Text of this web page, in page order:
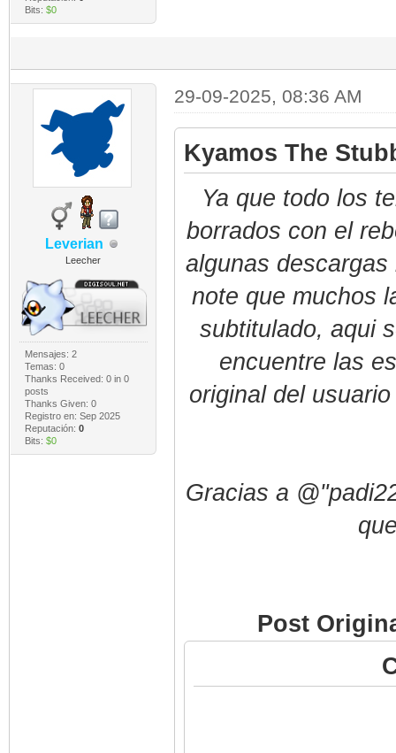
Bits: $0
Leverian
Leecher
Mensajes: 2
Temas: 0
Thanks Received: 0in 0
posts
Thanks Given: 0
Registro en: Sep 2025
Reputación: 0
Bits: $0
29-09-2025, 08:36 AM
Kyamos The
Ya que todo los
borrados con el
algunas
note que muchos
subtitulado, aqui
encuentre las
original del
Gracias a
Post